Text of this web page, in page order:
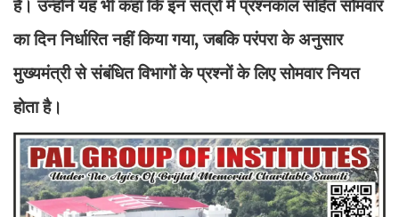
हैं। उन्होंने यह भी कहा कि इन सत्रों में प्रश्नकाल सहित सोमवार
का दिन निर्धारित नहीं किया गया, जबकि परंपरा के अनुसार
मुख्यमंत्री से संबंधित विभागों के प्रश्नों के लिए सोमवार नियत
होता है।